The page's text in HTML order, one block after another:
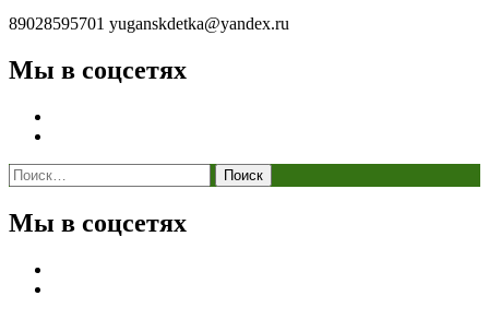
89028595701 yuganskdetka@yandex.ru
Мы в соцсетях
Найти:
Мы в соцсетях